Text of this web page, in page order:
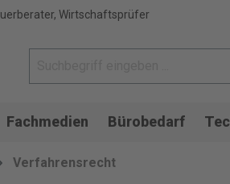
Wirtschaftsprüfer
Fachmedien Bürobedarf
Verfahrensrecht